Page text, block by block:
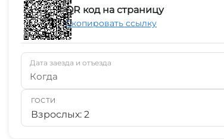
QR код на страницу
Скопировать ссылку
Дата заезда и отъезда
Когда
ГОСТИ
Взрослых: 2